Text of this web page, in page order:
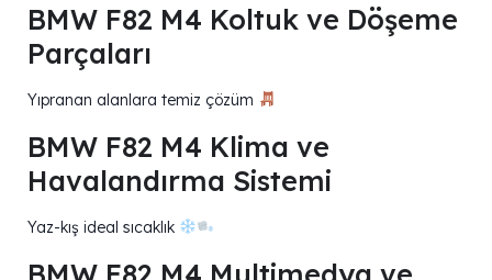
BMW F82 M4 Koltuk ve Döşeme
Parçaları
Yıpranan alanlara temiz çözüm
BMW F82 M4 Klima ve
Havalandırma Sistemi
Yaz-kış ideal sıcaklık